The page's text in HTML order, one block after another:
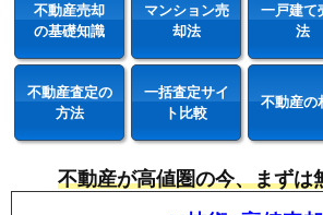
不動産売却
の基礎知識
マンション売
却法
一戸建て
法
不動産査定の
方法
一括査定サイ
ト比較
不動産の
不動産が高値圏の今、まずは